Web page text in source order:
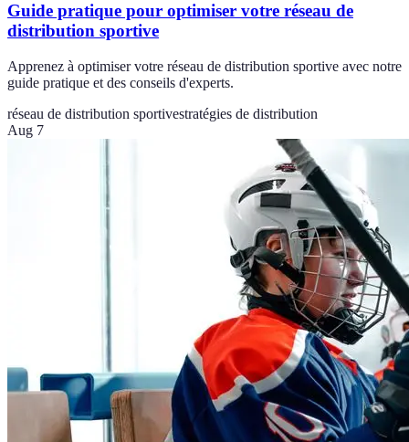
Guide pratique pour optimiser votre réseau de
distribution sportive
Apprenez à optimiser votre réseau de distribution sportive avec notre
guide pratique et des conseils d'experts.
réseau de distribution sportivestratégies de distribution
Aug 7